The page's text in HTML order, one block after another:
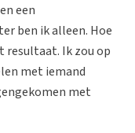
een
ben ik alleen. Hoe
resultaat. Ik zou op
met iemand
met